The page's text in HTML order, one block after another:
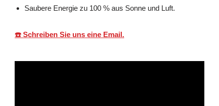
Saubere Energie zu 100 % aus Sonne und Luft.
☎️ Schreiben Sie uns eine Email.